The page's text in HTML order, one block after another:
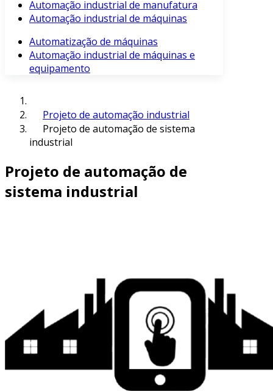
Automação industrial de manufatura
Automação industrial de máquinas
Automatização de máquinas
Automação industrial de máquinas e
equipamento
Projeto de automação industrial
Projeto de automação de sistema
industrial
Projeto de automação de
sistema industrial